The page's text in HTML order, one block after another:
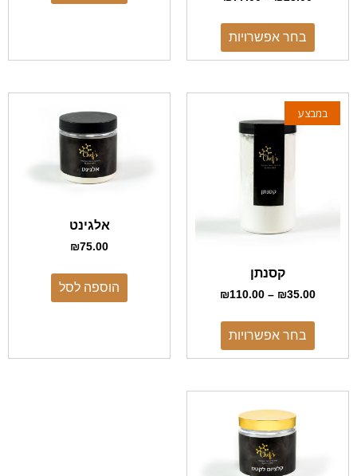
בחר אפשרויות
במבצע
קסנתן
₪35.00
–
₪110.00
בחר אפשרויות
אלגינט
₪75.00
הוספה לסל